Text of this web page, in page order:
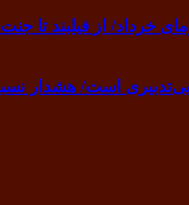
از فیلبند تا جنت رودبار؛
است/ هشدار